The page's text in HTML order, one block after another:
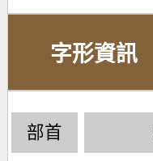
字形資訊
部首